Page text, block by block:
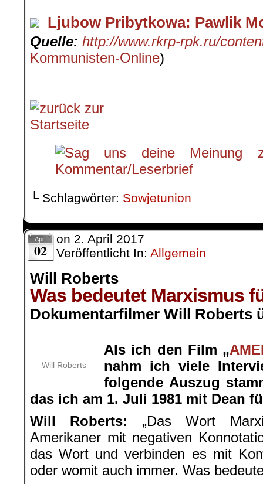
Ljubow Pribytkowa: Pawlik
Quelle: http://www.rkrp-rpk.ru/
Kommunisten-Online)
└ Schlagwörter: Sowjetunion
Apr.
02
on 2. April 2017
Veröffentlicht In: Allgemein
Will Roberts
Was bedeutet Marxismus
Dokumentarfilmer Will Roberts
Will Roberts
Als ich den Film „
nahm ich viele
folgende Auszug
das ich am 1. Juli 1981 mit Dean
Will Roberts: „Das Wort
Amerikaner mit negativen
das Wort und verbinden es mit
oder womit auch immer. Was